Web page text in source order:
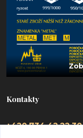
Kontakty
+420 734 42 22 30